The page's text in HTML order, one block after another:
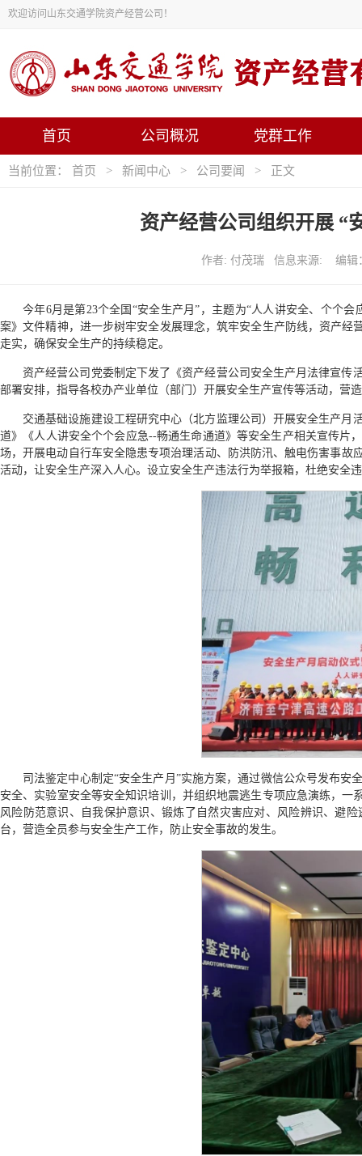
欢迎访问山东交通学院资产经营公司！
首页 公司概况 党群工作
当前位置： 首页 > 新闻中心 > 公司要闻 > 正文
资产经营公司组织开展 “
作者: 付茂瑞 信息来源: 编辑
今年6月是第23个全国“安全生产月”，主题为“人人讲安全、个个
案》文件精神，进一步树牢安全发展理念，筑牢安全生产防线，资产
走实，确保安全生产的持续稳定。
资产经营公司党委制定下发了《资产经营公司安全生产月法律宣
部署安排，指导各校办产业单位（部门）开展安全生产宣传等活动，营
交通基础设施建设工程研究中心（北方监理公司）开展安全生产
道》《人人讲安全个个会应急--畅通生命通道》等安全生产相关宣传片
场，开展电动自行车安全隐患专项治理活动、防洪防汛、触电伤害事
活动，让安全生产深入人心。设立安全生产违法行为举报箱，杜绝安全
司法鉴定中心制定“安全生产月”实施方案，通过微信公众号发布
安全、实验室安全等安全知识培训，并组织地震逃生专项应急演练，
风险防范意识、自我保护意识、锻炼了自然灾害应对、风险辨识、避
台，营造全员参与安全生产工作，防止安全事故的发生。